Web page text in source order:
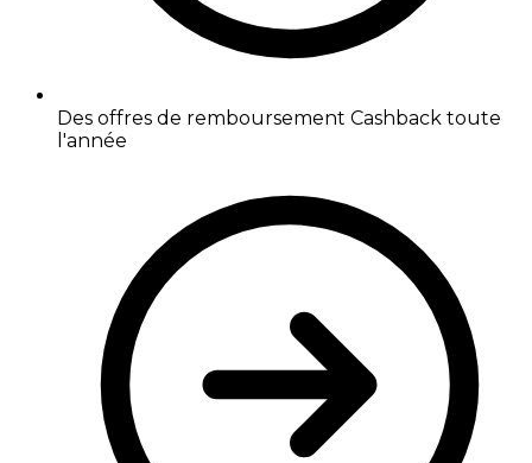
Des offres de remboursement Cashback toute
l'année